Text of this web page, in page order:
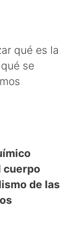
qué es la
se
cuerpo
de las